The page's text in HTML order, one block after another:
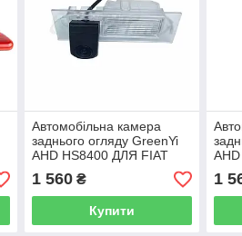
Автомобільна камера
заднього огляду GreenYi
AHD HS8400 ДЛЯ FIAT
1 560₴
Купити
1